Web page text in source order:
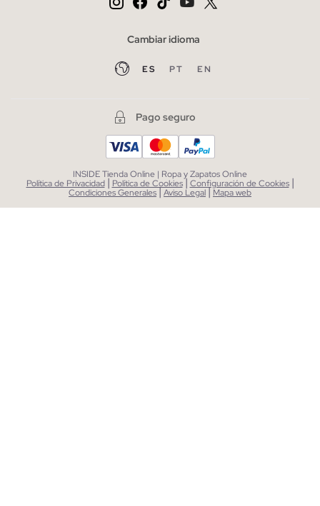
Cambiar idioma
ES PT EN
Pago seguro
INSIDE Tienda Online | Ropa y Zapatos Online
Política de Privacidad | Política de Cookies| Configuración de Cookies |
Condiciones Generales|Aviso Legal| Mapa web